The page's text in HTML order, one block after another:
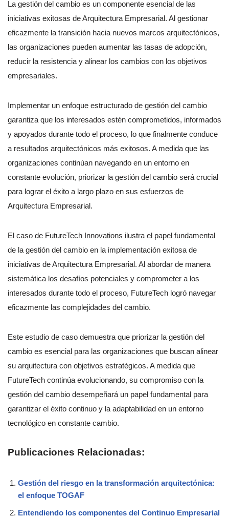
La gestión del cambio es un componente esencial de las
iniciativas exitosas de Arquitectura Empresarial. Al gestionar
eficazmente la transición hacia nuevos marcos arquitectónicos,
las organizaciones pueden aumentar las tasas de adopción,
reducir la resistencia y alinear los cambios con los objetivos
empresariales.
Implementar un enfoque estructurado de gestión del cambio
garantiza que los interesados estén comprometidos, informados
y apoyados durante todo el proceso, lo que finalmente conduce
a resultados arquitectónicos más exitosos. A medida que las
organizaciones continúan navegando en un entorno en
constante evolución, priorizar la gestión del cambio será crucial
para lograr el éxito a largo plazo en sus esfuerzos de
Arquitectura Empresarial.
El caso de FutureTech Innovations ilustra el papel fundamental
de la gestión del cambio en la implementación exitosa de
iniciativas de Arquitectura Empresarial. Al abordar de manera
sistemática los desafíos potenciales y comprometer a los
interesados durante todo el proceso, FutureTech logró navegar
eficazmente las complejidades del cambio.
Este estudio de caso demuestra que priorizar la gestión del
cambio es esencial para las organizaciones que buscan alinear
su arquitectura con objetivos estratégicos. A medida que
FutureTech continúa evolucionando, su compromiso con la
gestión del cambio desempeñará un papel fundamental para
garantizar el éxito continuo y la adaptabilidad en un entorno
tecnológico en constante cambio.
Publicaciones Relacionadas:
Gestión del riesgo en la transformación arquitectónica:
el enfoque TOGAF
Entendiendo los componentes del Continuo Empresarial